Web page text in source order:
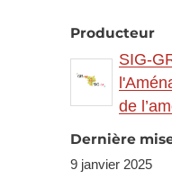
Producteur
SIG-
de
Dernière
9 janvier 2025